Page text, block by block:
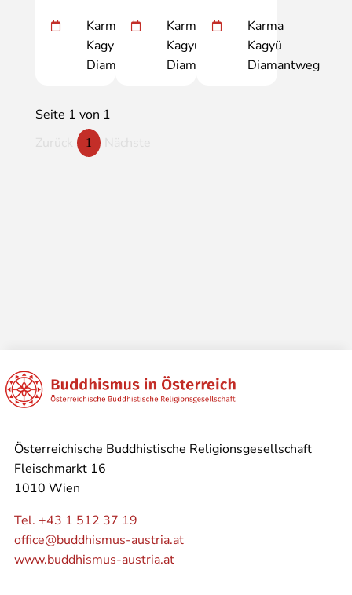
Karma
Kagyü
Diamantweg
Karma
Kagyü
Diamantweg
Karma
Kagyü
Diamantweg
Seite 1 von 1
1
Österreichische Buddhistische Religionsgesellschaft
Fleischmarkt 16
1010 Wien
Tel. +43 1 512 37 19
office@buddhismus-austria.at
www.buddhismus-austria.at